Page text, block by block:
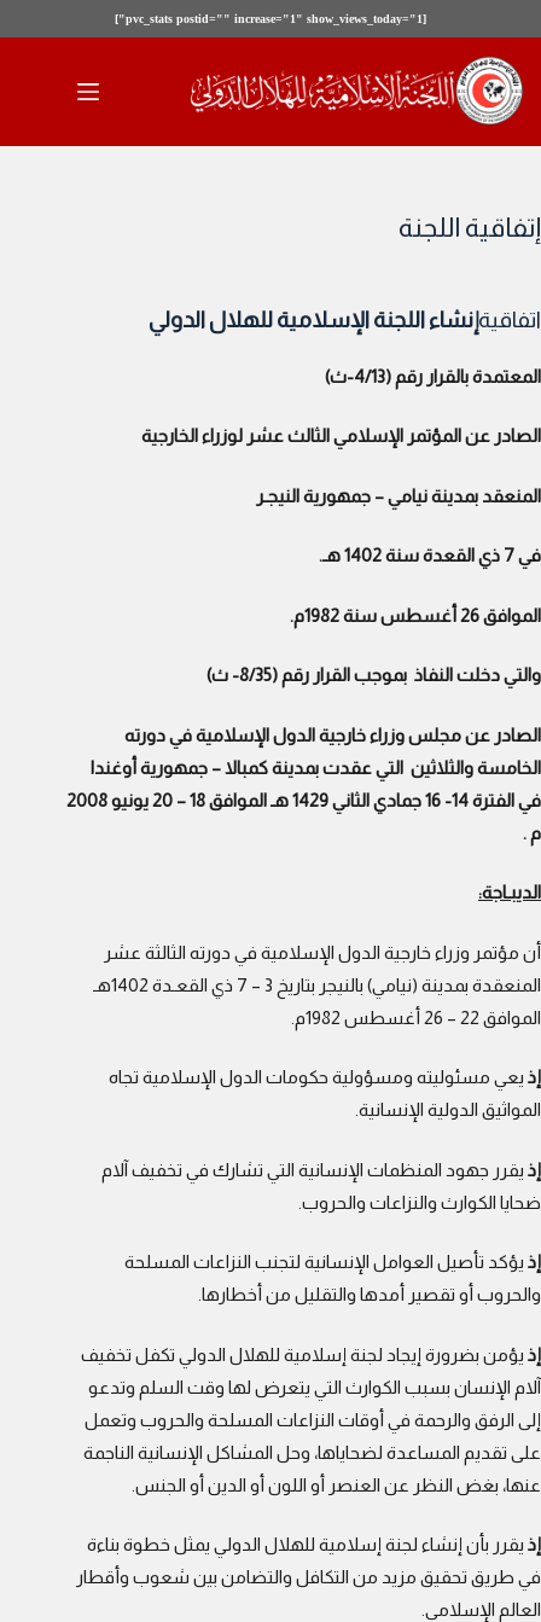
[pvc_stats postid="" increase="1" show_views_today="1"]
إلى
المحتوى
إتفاقية اللجنة
اتفاقيةإنشاء اللجنة الإسلامية للهلال الدولي
المعتمدة بالقرار رقم (4/13-ث)
الصادر عن المؤتمر الإسلامي الثالث عشر لوزراء الخارجية
المنعقد بمدينة نيامي – جمهورية النيجـر
في 7 ذي القعدة سنة 1402 هـ.
الموافق 26 أغسطس سنة 1982م.
والتي دخلت النفاذ بموجب القرار رقم (8/35- ث)
الصادر عن مجلس وزراء خارجية الدول الإسلامية في دورته
الخامسة والثلاثين التي عقدت بمدينة كمبالا – جمهورية أوغندا
في الفترة 14- 16 جمادي الثاني 1429 هـ الموافق 18 – 20 يونيو 2008
م .
الديبـاجة:
أن مؤتمر وزراء خارجية الدول الإسلامية في دورته الثالثة عشر
المنعقدة بمدينة (نيامي) بالنيجر بتاريخ 3 – 7 ذي القعـدة 1402هـ
الموافق 22 – 26 أغسطس 1982م.
إذ يعي مسئوليته ومسؤولية حكومات الدول الإسلامية تجاه
المواثيق الدولية الإنسانية.
إذ يقرر جهود المنظمات الإنسانية التي تشارك في تخفيف آلام
ضحايا الكوارث والنزاعات والحروب.
إذ يؤكد تأصيل العوامل الإنسانية لتجنب النزاعات المسلحة
والحروب أو تقصير أمدها والتقليل من أخطارها.
إذ يؤمن بضرورة إيجاد لجنة إسلامية للهلال الدولي تكفل تخفيف
آلام الإنسان بسبب الكوارث التي يتعرض لها وقت السلم وتدعو
إلى الرفق والرحمة في أوقات النزاعات المسلحة والحروب وتعمل
على تقديم المساعدة لضحاياها، وحل المشاكل الإنسانية الناجمة
عنها، بغض النظر عن العنصر أو اللون أو الدين أو الجنس.
إذ يقرر بأن إنشاء لجنة إسلامية للهلال الدولي يمثل خطوة بناءة
في طريق تحقيق مزيد من التكافل والتضامن بين شعوب وأقطار
العالم الإسلامي.